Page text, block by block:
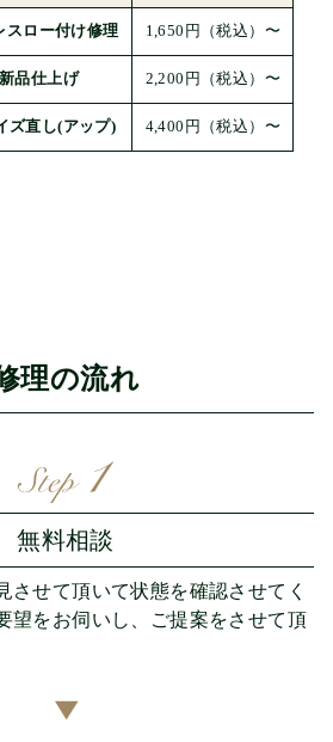
スロー付け修理 1,650円 （税込）〜
品仕上げ 2,200円 （税込）〜
ズ直し(アップ) 4,400円 （税込）〜
理の流れ
無料相談
させて頂いて状態を確認させてく
望をお伺いし、ご提案をさせて頂
▶︎